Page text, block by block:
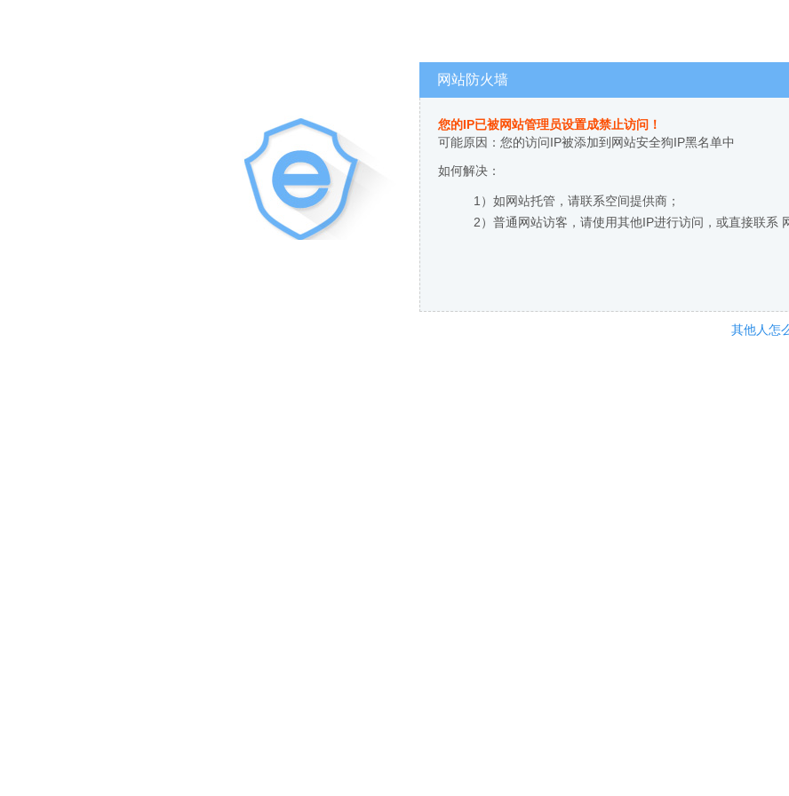
网站防火墙
您的IP已被网站管理员设置成禁止访问！
可能原因：您的访问IP被添加到网站安全狗IP黑名单中
如何解决：
1）如网站托管，请联系空间提供商；
2）普通网站访客，请使用其他IP进行访问，或直接联系
其他人怎